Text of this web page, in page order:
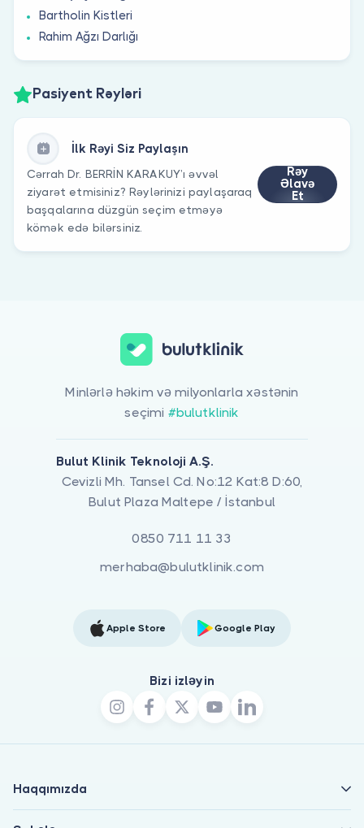
Bartholin Kistleri
Rahim Ağzı Darlığı
Pasiyent Rəyləri
İlk Rəyi Siz Paylaşın
Cərrah Dr. BERRİN KARAKUY’ı əvvəl
ziyarət etmisiniz? Rəylərinizi paylaşaraq
başqalarına düzgün seçim etməyə
kömək edə bilərsiniz.
Rəy
Əlavə
Et
Minlərlə həkim və milyonlarla xəstənin
seçimi #bulutklinik
Bulut Klinik Teknoloji A.Ş.
Cevizli Mh. Tansel Cd. No:12 Kat:8 D:60,
Bulut Plaza Maltepe / İstanbul
0850 711 11 33
merhaba@bulutklinik.com
Apple Store Google Play
Bizi izləyin
Haqqımızda